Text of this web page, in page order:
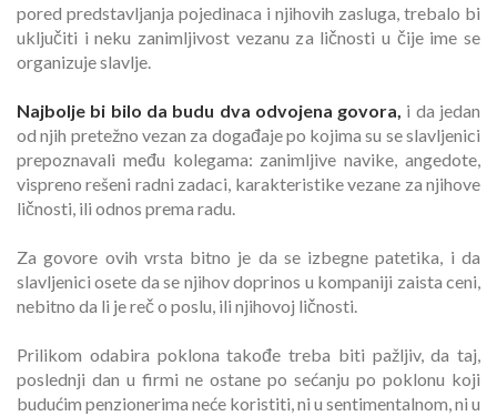
pored predstavljanja pojedinaca i njihovih zasluga, trebalo bi
uključiti i neku zanimljivost vezanu za ličnosti u čije ime se
organizuje slavlje.
Najbolje bi bilo da budu dva odvojena govora, i da jedan
od njih pretežno vezan za događaje po kojima su se slavljenici
prepoznavali među kolegama: zanimljive navike, angedote,
vispreno rešeni radni zadaci, karakteristike vezane za njihove
ličnosti, ili odnos prema radu.
Za govore ovih vrsta bitno je da se izbegne patetika, i da
slavljenici osete da se njihov doprinos u kompaniji zaista ceni,
nebitno da li je reč o poslu, ili njihovoj ličnosti.
Prilikom odabira poklona takođe treba biti pažljiv, da taj,
poslednji dan u firmi ne ostane po sećanju po poklonu koji
budućim penzionerima neće koristiti, ni u sentimentalnom, ni u